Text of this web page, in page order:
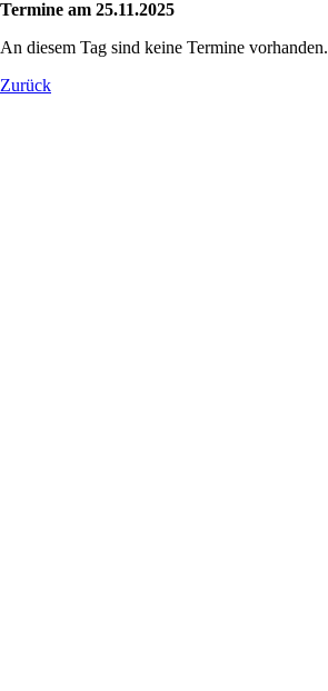
Termine am 25.11.2025
An diesem Tag sind keine Termine vorhanden.
Zurück